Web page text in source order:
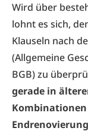
Wird über
lohnt es sich,
Klauseln nach
(Allgemeine
BGB) zu
gerade in